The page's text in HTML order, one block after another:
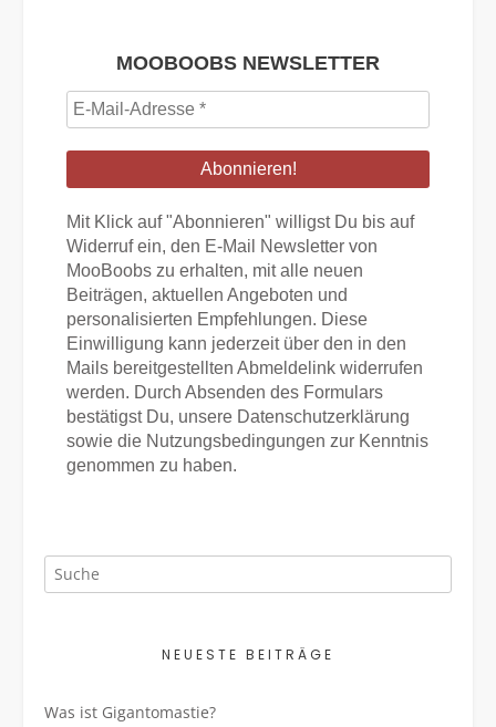
MOOBOOBS NEWSLETTER
E-
Mail-
Adresse
Mit Klick auf "Abonnieren" willigst Du bis auf
Widerruf ein, den E-Mail Newsletter von
MooBoobs zu erhalten, mit alle neuen
Beiträgen, aktuellen Angeboten und
personalisierten Empfehlungen. Diese
Einwilligung kann jederzeit über den in den
Mails bereitgestellten Abmeldelink widerrufen
werden. Durch Absenden des Formulars
bestätigst Du, unsere Datenschutzerklärung
sowie die Nutzungsbedingungen zur Kenntnis
genommen zu haben.
NEUESTE BEITRÄGE
Was ist Gigantomastie?